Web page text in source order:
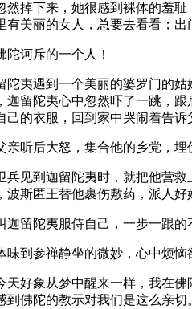
然掉下来，她很感到裸体的羞
有美丽的女人，总要去看看；
诃斥的一个人！
遇到一个美丽的婆罗门的姑
迦留陀夷心中忽然吓了一跳，
己的衣服，回到家中哭闹着告诉
后大怒，集合他的乡党，埋
到迦留陀夷时，就把他营救
波斯匿王替他裹伤敷药，派人好
陀夷服侍自己，一步一跟的
参禅静坐的微妙，心中烦恼
象从梦中醒来一样，我在佛
到佛陀的教示对我们是这么亲